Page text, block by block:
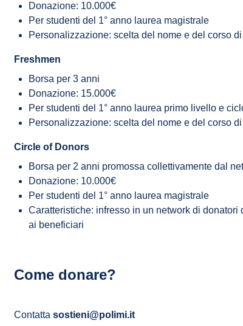
Donazione: 10.000€
Per studenti del 1° anno laurea magistrale
Personalizzazione: scelta del nome e del corso
Freshmen
Borsa per 3 anni
Donazione: 15.000€
Per studenti del 1° anno laurea primo livello e
Personalizzazione: scelta del nome e del corso
Circle of Donors
Borsa per 2 anni promossa collettivamente dal
Donazione: 10.000€
Per studenti del 1° anno laurea magistrale
Caratteristiche: infresso in un network di
ai beneficiari
Come donare?
Contattasostieni@polimi.it